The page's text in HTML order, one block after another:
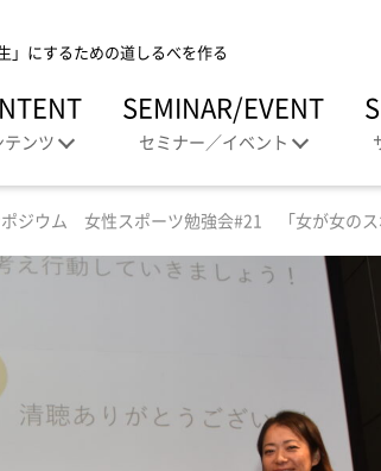
」にするための道しるべを作る
テンツ
SEMINAR/EVENT
セミナー／イベント
ジウム 女性スポーツ勉強会#21 「女が女の